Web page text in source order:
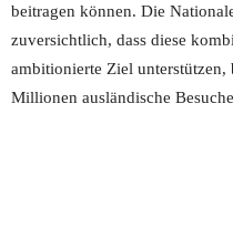
beitragen können. Die
zuversichtlich, dass diese
ambitionierte Ziel
Millionen ausländische